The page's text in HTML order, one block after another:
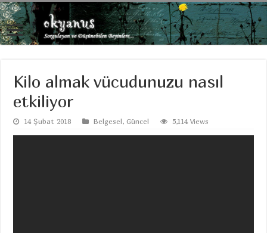
Kilo almak vücudunuzu nasıl
etkiliyor
14 Şubat 2018 Belgesel,Güncel 5,114 Views